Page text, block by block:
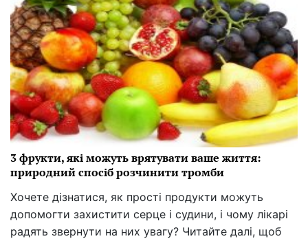
3 фрукти, які можуть врятувати ваше життя:
природний спосіб розчинити тромби
Хочете дізнатися, як прості продукти можуть
допомогти захистити серце і судини, і чому лікарі
радять звернути на них увагу? Читайте далі, щоб